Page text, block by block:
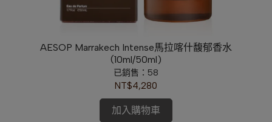
AESOP Marrakech Intense馬拉喀什馥郁香水
(10ml/50ml)
已銷售：58
NT$4,280
加入購物車